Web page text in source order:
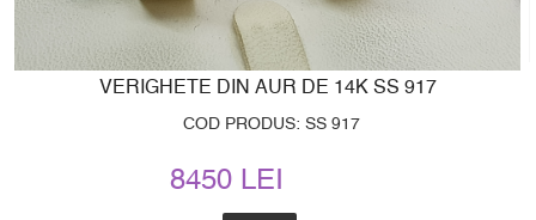
VERIGHETE DIN AUR DE 14K SS 917
COD PRODUS: SS 917
8450 LEI